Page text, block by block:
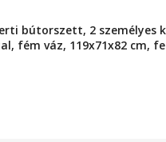
bútorszett, 2 személyes
fém váz, 119x71x82 cm,